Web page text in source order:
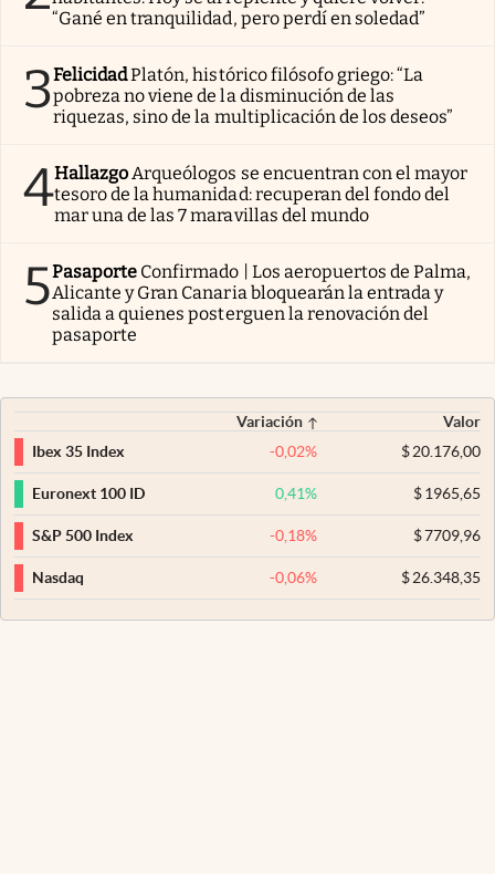
“Gané en tranquilidad, pero perdí en soledad”
3FelicidadPlatón, histórico filósofo griego: “La
pobreza no viene de la disminución de las
riquezas, sino de la multiplicación de los deseos”
4Hallazgo Arqueólogos se encuentran con el mayor
tesoro de la humanidad: recuperan del fondo del
mar una de las 7 maravillas del mundo
5Pasaporte Confirmado | Los aeropuertos de Palma,
Alicante y Gran Canaria bloquearán la entrada y
salida a quienes posterguen la renovación del
pasaporte
Variación
Valor
Ibex 35 Index
-0,02% $20.176,00
Euronext 100 ID 0,41% $1965,65
S&P 500 Index -0,18% $7709,96
Nasdaq -0,06% $26.348,35